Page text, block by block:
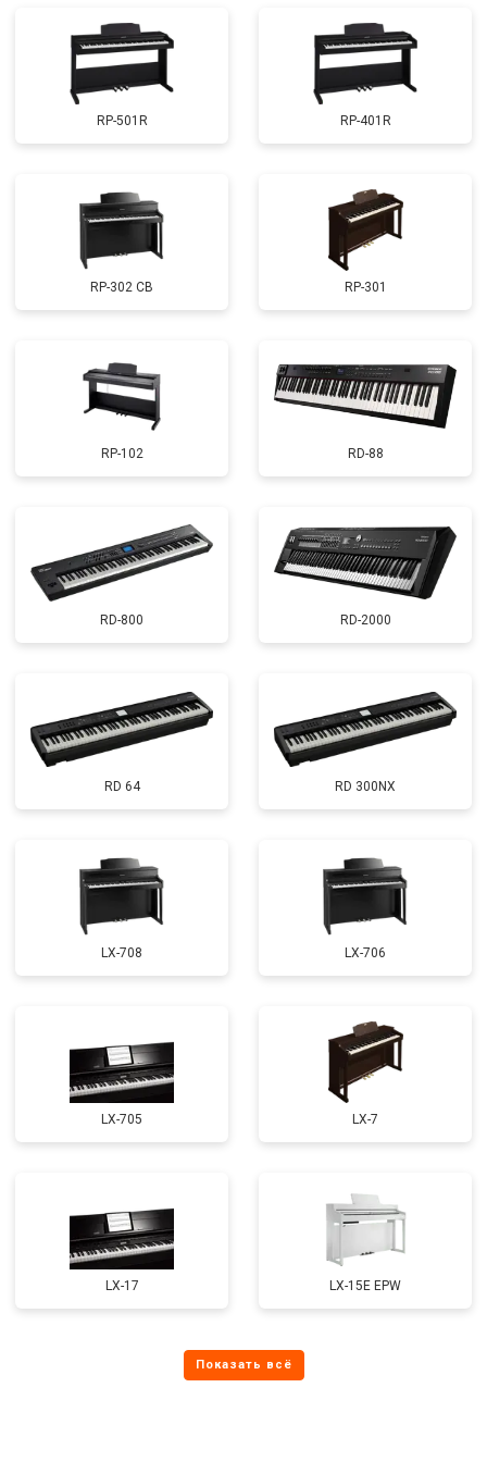
RP-501R RP-401R
RP-302 CB RP-301
RP-102 RD-88
RD-800 RD-2000
RD 64 RD 300NX
LX-708 LX-706
LX-705 LX-7
LX-17 LX-15E EPW